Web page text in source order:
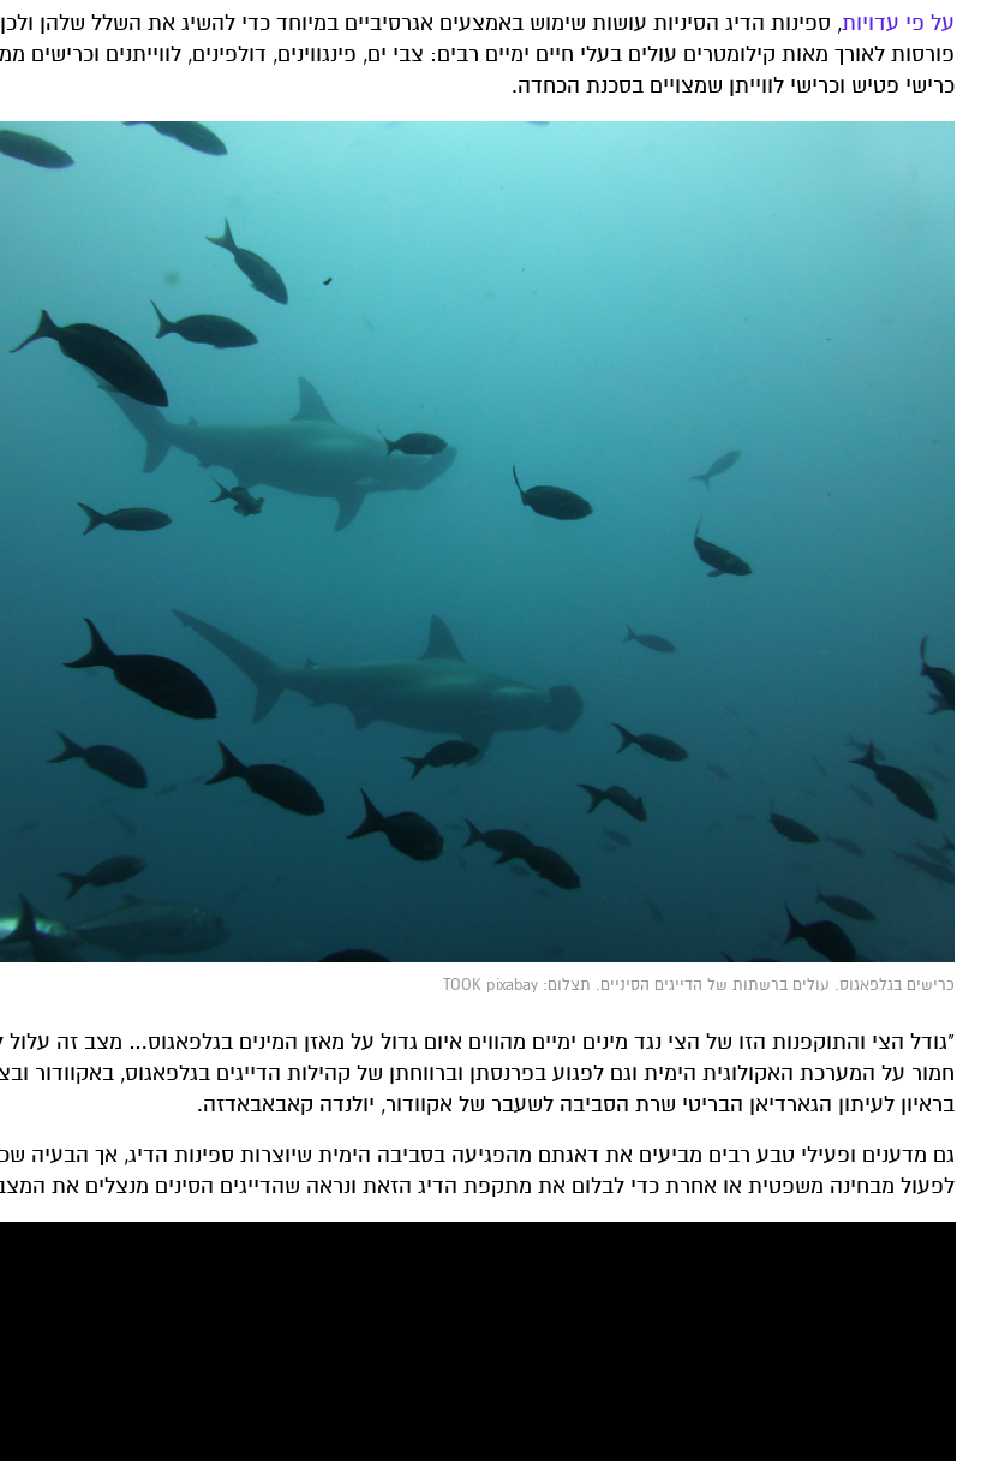
על פי עדויות, ספינות הדיג הסיניות עושות שימוש באמצעים אגרסיביים במיוחד כדי להשיג את השלל שלהן
פורסות לאורך מאות קילומטרים עולים בעלי חיים ימיים רבים: צבי ים, פינגווינים, דולפינים, לווייתנים וכרישים
כרישי פטיש וכרישי לווייתן שמצויים בסכנת הכחדה.
כרישים בגלפאגוס. עולים ברשתות של הדייגים הסיניים. תצלום: TOOK pixabay
"גודל הצי והתוקפנות הזו של הצי נגד מינים ימיים מהווים איום גדול על מאזן המינים בגלפאגוס… מצב זה
חמור על המערכת האקולוגית הימית וגם לפגוע בפרנסתן וברווחתן של קהילות הדייגים בגלפאגוס, באקוודור
בראיון לעיתון הגארדיאן הבריטי שרת הסביבה לשעבר של אקוודור, יולנדה קאבאבאדזה.
גם מדענים ופעילי טבע רבים מביעים את דאגתם מהפגיעה בסביבה הימית שיוצרות ספינות הדיג, אך הבעיה
לפעול מבחינה משפטית או אחרת כדי לבלום את מתקפת הדיג הזאת ונראה שהדייגים הסינים מנצלים את